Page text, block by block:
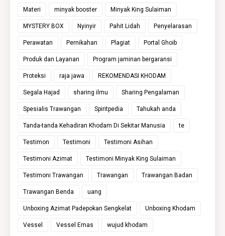
Materi minyak booster Minyak King Sulaiman
MYSTERY BOX Nyinyir Pahit Lidah Penyelarasan
Perawatan Pernikahan Plagiat Portal Ghoib
Produk dan Layanan Program jaminan bergaransi
Proteksi raja jawa REKOMENDASI KHODAM
Segala Hajad sharing ilmu Sharing Pengalaman
Spesialis Trawangan Spiritpedia Tahukah anda
Tanda-tanda Kehadiran Khodam Di Sekitar Manusia te
Testimon Testimoni Testimoni Asihan
Testimoni Azimat Testimoni Minyak King Sulaiman
Testimoni Trawangan Trawangan Trawangan Badan
Trawangan Benda uang
Unboxing Azimat Padepokan Sengkelat Unboxing Khodam
Vessel Vessel Emas wujud khodam